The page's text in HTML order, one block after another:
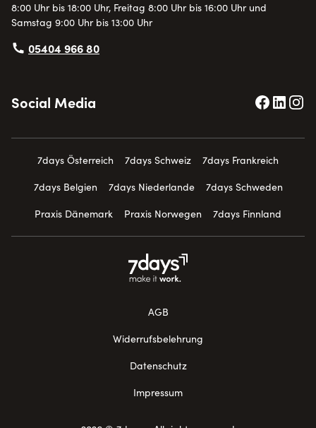
8:00 Uhr bis 18:00 Uhr, Freitag 8:00 Uhr bis 16:00 Uhr und
Samstag 9:00 Uhr bis 13:00 Uhr
05404 966 80
Social Media
7days Österreich 7days Schweiz
7days Frankreich
7days Belgien
7days Niederlande
7days Schweden
Praxis Dänemark
Praxis Norwegen 7days Finnland
AGB
Widerrufsbelehrung
Datenschutz
Impressum